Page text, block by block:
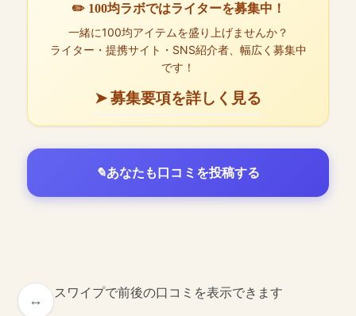
✏️ 100均ラボではライターを募集中！
一緒に100均アイテムを盛り上げませんか？
ライター・提携サイト・SNS紹介者、幅広く募集中
です！
➤ 募集要項を詳しく見る
あなたも口コミを投稿する
スワイプで前後の口コミを表示できます